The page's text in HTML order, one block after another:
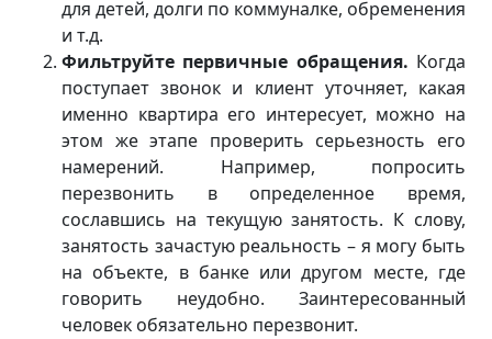
для детей, долги по коммуналке, обременения
и т.д.
Фильтруйте первичные обращения. Когда
поступает звонок и клиент уточняет, какая
именно квартира его интересует, можно на
этом же этапе проверить серьезность его
намерений. Например, попросить
перезвонить в определенное время,
сославшись на текущую занятость. К слову,
занятость зачастую реальность – я могу быть
на объекте, в банке или другом месте, где
говорить неудобно. Заинтересованный
человек обязательно перезвонит.